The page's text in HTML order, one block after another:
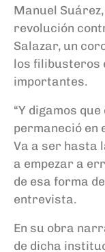
Manuel
revolución
Salazar, un
los filibusteros
importantes.
“Y digamos
permaneció en
Va a ser hasta
a empezar a
de esa forma
entrevista.
En su obra
de dicha